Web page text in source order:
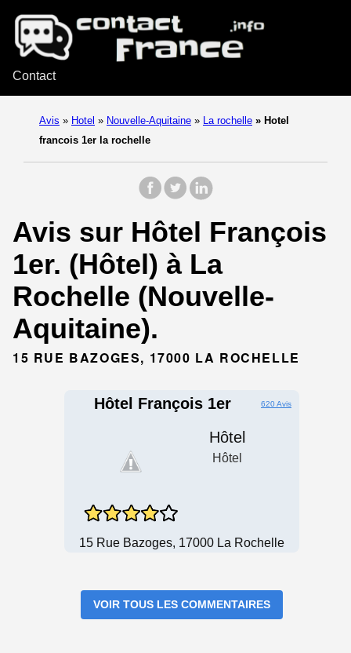
Contact
Avis » Hotel » Nouvelle-Aquitaine » La rochelle » Hotel
francois 1er la rochelle
Avis sur Hôtel François
1er. (Hôtel) à La
Rochelle (Nouvelle-
Aquitaine).
15 RUE BAZOGES, 17000 LA ROCHELLE
Hôtel François 1er 620 Avis
Hôtel
Hôtel
15 Rue Bazoges, 17000 La Rochelle
VOIR TOUS LES COMMENTAIRES